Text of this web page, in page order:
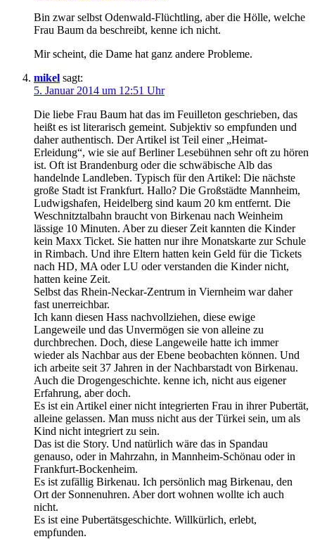
Bin zwar selbst Odenwald-Flüchtling, aber die Hölle, welche
Frau Baum da beschreibt, kenne ich nicht.
Mir scheint, die Dame hat ganz andere Probleme.
mikel sagt:
5. Januar 2014 um 12:51 Uhr
Die liebe Frau Baum hat das im Feuilleton geschrieben, das
heißt es ist literarisch gemeint. Subjektiv so empfunden und
daher authentisch. Der Artikel ist Teil einer „Heimat-
Erleidung“, wie sie auf Berliner Lesebühnen sehr oft zu hören
ist. Oft ist Brandenburg oder die schwäbische Alb das
handelnde Landleben. Typisch für den Artikel: Die nächste
große Stadt ist Frankfurt. Hallo? Die Großstädte Mannheim,
Ludwigshafen, Heidelberg sind kaum 20 km entfernt. Die
Weschnitztalbahn braucht von Birkenau nach Weinheim
lässige 10 Minuten. Aber zu dieser Zeit kannten die Kinder
kein Maxx Ticket. Sie hatten nur ihre Monatskarte zur Schule
in Rimbach. Und ihre Eltern hatten kein Geld für die Tickets
nach HD, MA oder LU oder verstanden die Kinder nicht,
hatten keine Zeit.
Selbst das Rhein-Neckar-Zentrum in Viernheim war daher
fast unerreichbar.
Ich kann diesen Hass nachvollziehen, diese ewige
Langeweile und das Unvermögen sie von alleine zu
durchbrechen. Doch, diese Langeweile hatte ich immer
wieder als Nachbar aus der Ebene beobachten können. Und
ich arbeite seit 37 Jahren in der Nachbarstadt von Birkenau.
Auch die Drogengeschichte. kenne ich, nicht aus eigener
Erfahrung, aber doch.
Es ist ein Artikel einer nicht integrierten Frau in ihrer Pubertät,
alleine gelassen. Man muss nicht aus der Türkei sein, um als
Kind nicht integriert zu sein.
Das ist die Story. Und natürlich wäre das in Spandau
genauso, oder in Mahrzahn, in Mannheim-Schönau oder in
Frankfurt-Bockenheim.
Es ist zufällig Birkenau. Ich persönlich mag Birkenau, den
Ort der Sonnenuhren. Aber dort wohnen wollte ich auch
nicht.
Es ist eine Pubertätsgeschichte. Willkürlich, erlebt,
empfunden.